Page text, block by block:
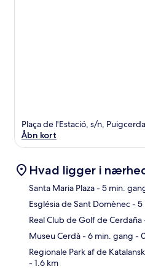
Plaça de l'Estació, s/n,
Åbn kort
Hvad ligger i
Santa Maria Plaza- 5 min.
Església de Sant Domènec- 5
Real Club de Golf de Cerdaña
Museu Cerdà- 6 min. gang -
Regionale Park af de
- 1.6 km